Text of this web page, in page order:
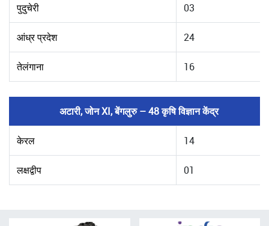
पुदुचेरी 03
आंध्र प्रदेश 24
तेलंगाना 16
अटारी, जोन XI, बेंगलुरु – 48 कृषि विज्ञान केंद्र
केरल 14
लक्षद्वीप 01